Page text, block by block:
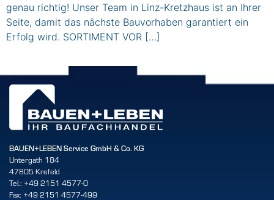
genau richtig! Unser Team in Linz-Kretzhaus ist an Ihrer
Seite, damit das nächste Bauvorhaben garantiert ein
Erfolg wird. SORTIMENT VOR […]
BAUEN+LEBEN Service GmbH & Co. KG
Untergath 184
47805 Krefeld
Tel.: +49 2151 4577-0
Fax: +49 2151 4577-499